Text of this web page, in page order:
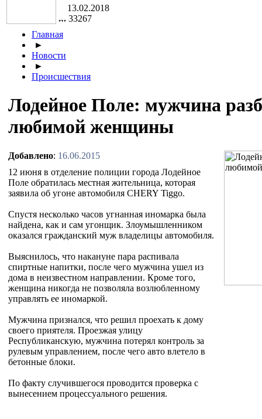
13.02.2018
33267
Главная
►
Новости
►
Происшествия
Лодейное Поле: мужчина
любимой женщины
Добавлено: 16.06.2015
12 июня в отделение полиции города Лодейное
Поле обратилась местная жительница, которая
заявила об угоне автомобиля CHERY Tiggo.
Спустя несколько часов угнанная иномарка была
найдена, как и сам угонщик. Злоумышленником
оказался гражданский муж владелицы автомобиля.
Выяснилось, что накануне пара распивала
спиртные напитки, после чего мужчина ушел из
дома в неизвестном направлении. Кроме того,
женщина никогда не позволяла возлюбленному
управлять ее иномаркой.
Мужчина признался, что решил проехать к дому
своего приятеля. Проезжая улицу
Республиканскую, мужчина потерял контроль за
рулевым управлением, после чего авто влетело в
бетонные блоки.
По факту случившегося проводится проверка с
вынесением процессуального решения.